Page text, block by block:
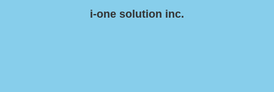
i-one solution inc.